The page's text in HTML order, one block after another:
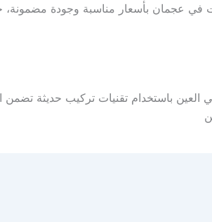
عجمان بأسعار مناسبة وجودة مضمونة،
باستخدام تقنيات تركيب حديثة تضمن